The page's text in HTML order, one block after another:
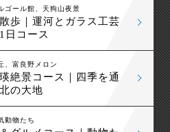
ゴール館、天狗山夜景
歩｜運河とガラス工芸
日コース
、富良野メロン
絶景コース｜四季を通
の大地
動物たち